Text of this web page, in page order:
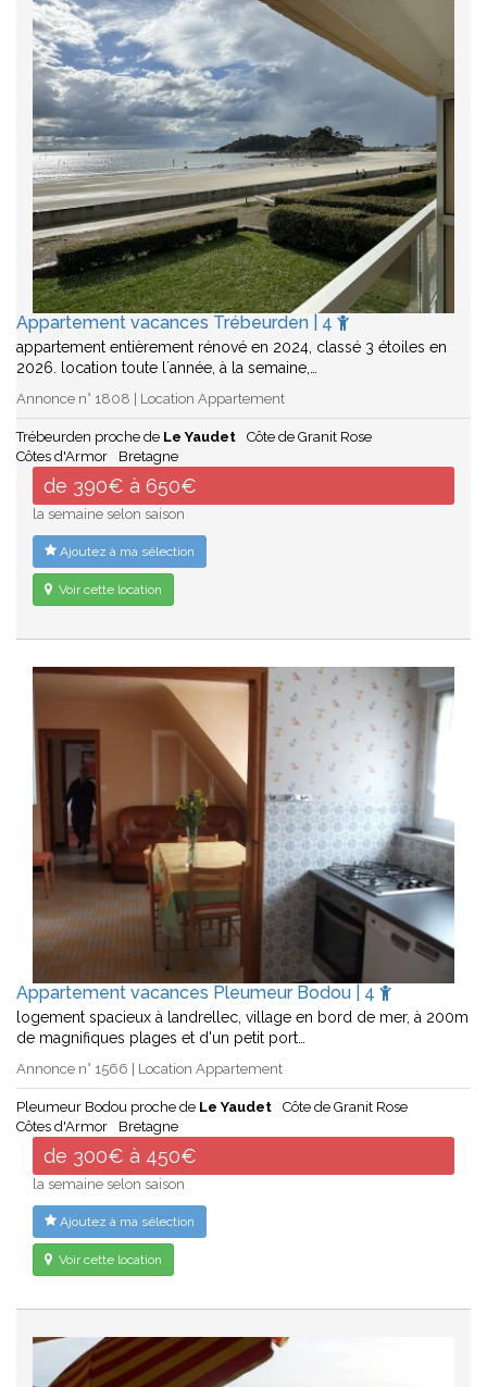
Appartement vacances Trébeurden | 4
appartement entièrement rénové en 2024, classé 3 étoiles en
2026. location toute l´année, à la semaine,…
Annonce n° 1808 | Location Appartement
Trébeurden proche de Le Yaudet
Côte de Granit Rose
Côtes d'Armor
Bretagne
de 390€ à 650€
la semaine selon saison
Ajoutez à ma sélection
Voir cette location
Appartement vacances Pleumeur Bodou | 4
logement spacieux à landrellec, village en bord de mer, à 200m
de magnifiques plages et d'un petit port…
Annonce n° 1566 | Location Appartement
Pleumeur Bodou proche de Le Yaudet
Côte de Granit Rose
Côtes d'Armor
Bretagne
de 300€ à 450€
la semaine selon saison
Ajoutez à ma sélection
Voir cette location